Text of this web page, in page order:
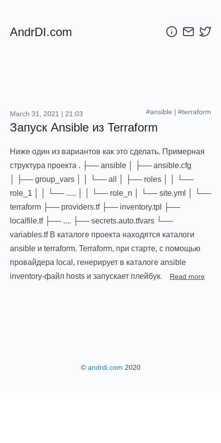
AndrDI.com
#ansible | #terraform
March 31, 2021 | 21:03
Запуск Ansible из Terraform
Ниже один из вариантов как это сделать. Примерная
структура проекта . ├── ansible │ ├── ansible.cfg
│ ├── group_vars │ │ └── all │ ├── roles │ │ └──
role_1 │ │ └── ..... │ │ └── role_n │ └── site.yml │ └──
terraform ├── providers.tf ├── inventory.tpl ├──
localfile.tf ├── .... ├── secrets.auto.tfvars └──
variables.tf В каталоге проекта находятся каталоги
ansible и terraform. Terraform, при старте, с помощью
провайдера local, генерирует в каталоге ansible
inventory-файл hosts и запускает плейбук.
Read more
© andrdi.com 2020